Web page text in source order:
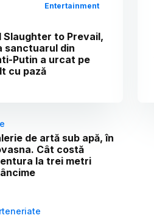
Entertainment
to Prevail,
sanctuarul din
Putin a urcat pe
cu pază
de artă sub apă, în
Cât costă
la trei metri